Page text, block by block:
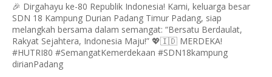
🎉 Dirgahayu ke-80 Republik Indonesia! Kami, keluarga besar
SDN 18 Kampung Durian Padang Timur Padang, siap
melangkah bersama dalam semangat: “Bersatu Berdaulat,
Rakyat Sejahtera, Indonesia Maju!” 💖🇮🇩 MERDEKA!
#HUTRI80 #SemangatKemerdekaan #SDN18kampung
dirianPadang